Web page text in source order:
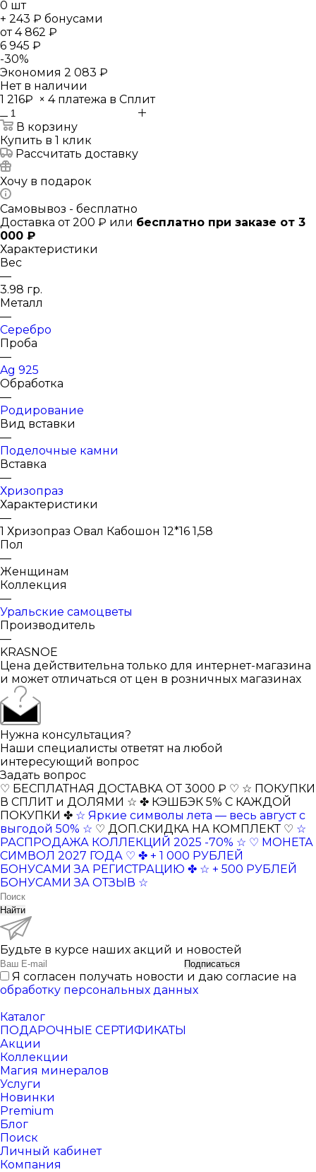
0 шт
+ 243 ₽ бонусами
от4 862 ₽
6 945 ₽
-30%
Экономия 2 083 ₽
Нет в наличии
1 216₽ × 4 платежа в Сплит
В корзину
Купить в 1 клик
Рассчитать доставку
Хочу в подарок
Самовывоз - бесплатно
Доставка от 200 ₽ или бесплатно при заказе от 3
000 ₽
Характеристики
Вес
—
3.98 гр.
Металл
—
Серебро
Проба
—
Ag 925
Обработка
—
Родирование
Вид вставки
—
Поделочные камни
Вставка
—
Хризопраз
Характеристики
—
1 Хризопраз Овал Кабошон 12*16 1,58
Пол
—
Женщинам
Коллекция
—
Уральские самоцветы
Производитель
—
KRASNOE
Цена действительна только для интернет-магазина
и может отличаться от цен в розничных магазинах
Нужна консультация?
Наши специалисты ответят на любой
интересующий вопрос
Задать вопрос
♡ БЕСПЛАТНАЯ ДОСТАВКА ОТ 3000 ₽ ♡ ☆ ПОКУПКИ
В СПЛИТ и ДОЛЯМИ ☆ ✤ КЭШБЭК 5% С КАЖДОЙ
ПОКУПКИ ✤ ☆ Яркие символы лета — весь август с
выгодой 50% ☆ ♡ ДОП.СКИДКА НА КОМПЛЕКТ ♡ ☆
РАСПРОДАЖА КОЛЛЕКЦИЙ 2025 -70% ☆ ♡ МОНЕТА
СИМВОЛ 2027 ГОДА ♡ ✤ + 1 000 РУБЛЕЙ
БОНУСАМИ ЗА РЕГИСТРАЦИЮ ✤ ☆ + 500 РУБЛЕЙ
БОНУСАМИ ЗА ОТЗЫВ ☆
Найти
Будьте в курсе наших акций и новостей
Подписаться
Я согласен получать новости и даю согласие на
обработку персональных данных
Каталог
ПОДАРОЧНЫЕ СЕРТИФИКАТЫ
Акции
Коллекции
Магия минералов
Услуги
Новинки
Premium
Блог
Поиск
Личный кабинет
Компания